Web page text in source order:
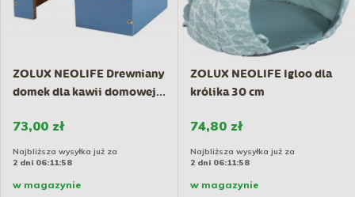
ZOLUX NEOLIFE Drewniany
domek dla kawii domowej...
73,00 zł
Najbliższa wysyłka już za
2 dni 06:11:57
w magazynie
ZOLUX NEOLIFE Igloo dla
królika 30 cm
74,80 zł
Najbliższa wysyłka już za
2 dni 06:11:57
w magazynie